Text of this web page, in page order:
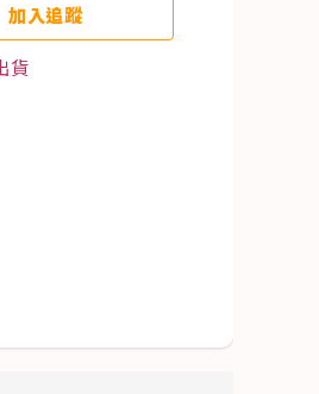
加入追蹤
貨